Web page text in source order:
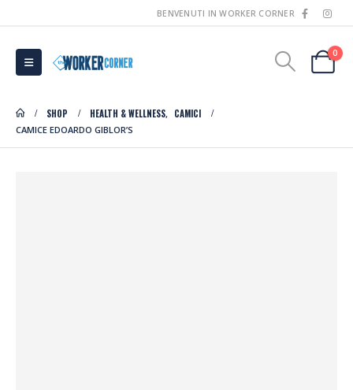
BENVENUTI IN WORKER CORNER
0
SHOP HEALTH & WELLNESS, CAMICI
CAMICE EDOARDO GIBLOR’S